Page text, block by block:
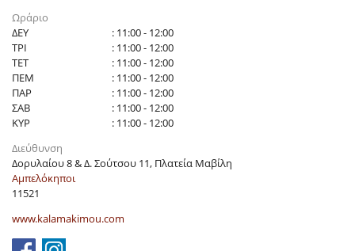
Ωράριο
ΔΕΥ
: 11:00 - 12:00
ΤΡΙ
: 11:00 - 12:00
ΤΕΤ
: 11:00 - 12:00
ΠΕΜ
: 11:00 - 12:00
ΠΑΡ
: 11:00 - 12:00
ΣΑΒ
: 11:00 - 12:00
ΚΥΡ
: 11:00 - 12:00
Διεύθυνση
Δορυλαίου 8 & Δ. Σούτσου 11, Πλατεία Μαβίλη
Αμπελόκηποι
11521
www.kalamakimou.com